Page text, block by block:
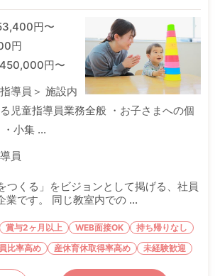
円〜
円
円〜
導員＞ 施設内
児童指導員業務全般 ・お子さまへの個
小集 ...
員
つくる」をビジョンとして掲げる、社員
です。 同じ教室内での ...
賞与2ヶ月以上 WEB面接OK
持ち帰りなし
比率高め 産休育休取得率高め 未経験歓迎